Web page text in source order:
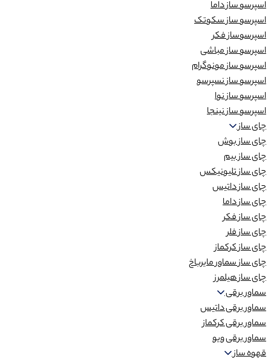
اسپرسو ساز داما
اسپرسو ساز سکوتک
اسپرسوساز فکر
اسپرسو ساز مباشی
اسپرسو ساز مونوگرام
اسپرسو ساز نسپرسو
اسپرسو ساز نوا
اسپرسو ساز نینجا
چای ساز
چای ساز بوش
چای ساز بیم
چای ساز تلیونیکس
چای ساز داتیس
چای ساز داما
چای ساز فکر
چای ساز فلر
چای ساز کرکماز
چای ساز سماور مایرباخ
چای ساز هیلمرز
سماور برقی
سماور برقی داتیس
سماور برقی کرکماز
سماور برقی ویو
قهوه ساز